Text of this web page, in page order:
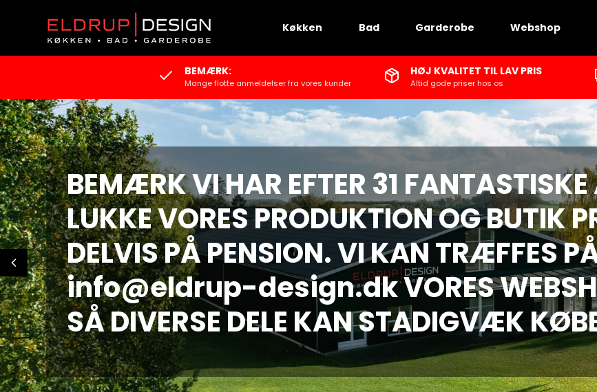
Køkken Bad Garderobe Webshop
BEMÆRK:
Mange flotte anmeldelser fra vores kunder
HØJ KVALITET TIL LAV PRIS
Altid gode priser hos os